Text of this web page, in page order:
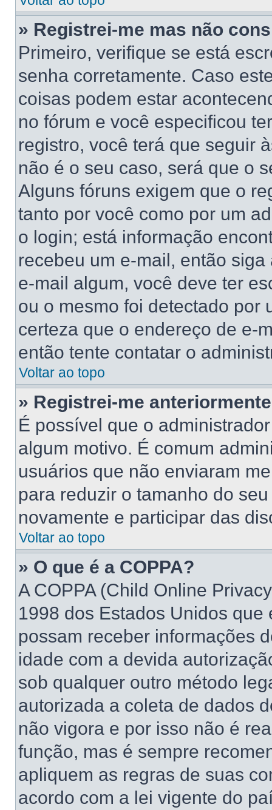
» Registrei-me mas não
Primeiro, verifique se está
senha corretamente. Caso
coisas podem estar
no fórum e você especificou
registro, você terá que seguir
não é o seu caso, será que o
Alguns fóruns exigem que o
tanto por você como por um
o login; está informação
recebeu um e-mail, então
e-mail algum, você deve ter
ou o mesmo foi detectado por
certeza que o endereço de e-
então tente contatar o
Voltar ao topo
» Registrei-me
É possível que o
algum motivo. É comum
usuários que não enviaram
para reduzir o tamanho do
novamente e participar das
Voltar ao topo
» O que é a COPPA?
A COPPA (Child Online
1998 dos Estados Unidos
possam receber informações
idade com a devida
sob qualquer outro método
autorizada a coleta de dados
não vigora e por isso não é
função, mas é sempre
apliquem as regras de suas
acordo com a lei vigente do